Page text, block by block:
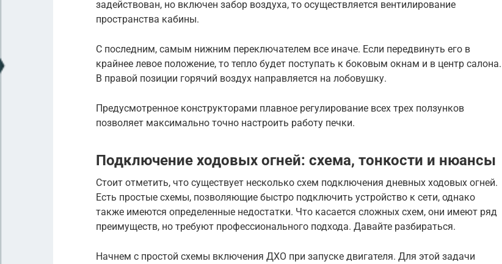
задействован, но включен забор воздуха, то осуществляется вентилирование
пространства кабины.
С последним, самым нижним переключателем все иначе. Если передвинуть его в
крайнее левое положение, то тепло будет поступать к боковым окнам и в центр салона.
В правой позиции горячий воздух направляется на лобовушку.
Предусмотренное конструкторами плавное регулирование всех трех ползунков
позволяет максимально точно настроить работу печки.
Подключение ходовых огней: схема, тонкости и нюансы
Стоит отметить, что существует несколько схем подключения дневных ходовых огней.
Есть простые схемы, позволяющие быстро подключить устройство к сети, однако
также имеются определенные недостатки. Что касается сложных схем, они имеют ряд
преимуществ, но требуют профессионального подхода. Давайте разбираться.
Начнем с простой схемы включения ДХО при запуске двигателя. Для этой задачи